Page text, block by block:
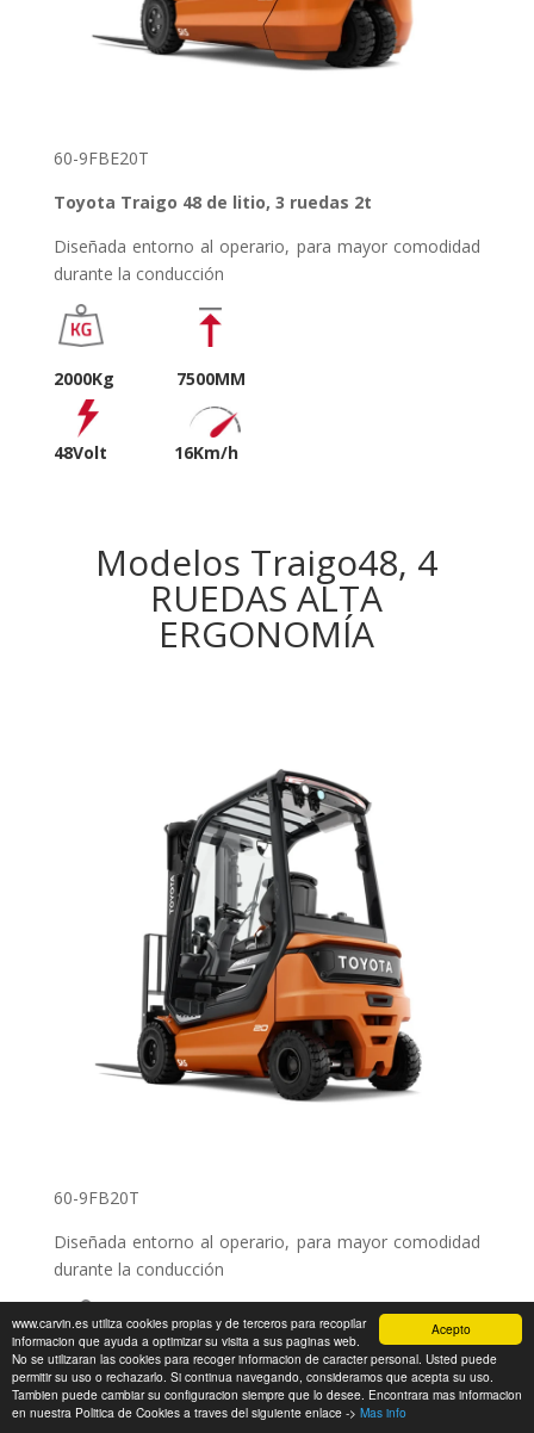
Acepto
www.carvin.es utiliza cookies propias y de terceros para recopilar
informacion que ayuda a optimizar su visita a sus paginas web.
No se utilizaran las cookies para recoger informacion de caracter personal. Usted puede
permitir su uso o rechazarlo. Si continua navegando, consideramos que acepta su uso.
Tambien puede cambiar su configuracion siempre que lo desee. Encontrara mas informacion
en nuestra Politica de Cookies a traves del siguiente enlace -> Mas info
60-9FBE20T
Toyota Traigo 48 de litio, 3 ruedas 2t
Diseñada entorno al operario, para mayor comodidad
durante la conducción
2000Kg 7500MM
48Volt 16Km/h
Modelos Traigo48, 4
RUEDAS ALTA
ERGONOMÍA
60-9FB20T
Diseñada entorno al operario, para mayor comodidad
durante la conducción
2000Kg 7500MM